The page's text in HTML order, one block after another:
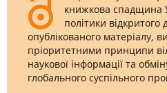
книжкова спадщина
політики відкритого
опублікованого матеріалу,
пріоритетними принципи
наукової інформації та
глобального суспільного